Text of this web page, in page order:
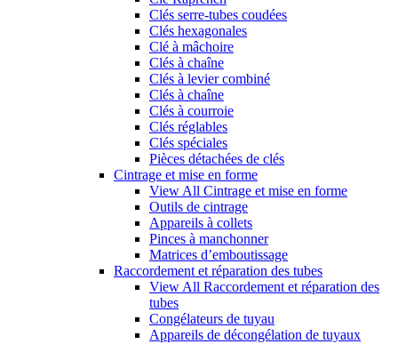
Clés serre-tubes coudées
Clés hexagonales
Clé à mâchoire
Clés à chaîne
Clés à levier combiné
Clés à chaîne
Clés à courroie
Clés réglables
Clés spéciales
Pièces détachées de clés
Cintrage et mise en forme
View All Cintrage et mise en forme
Outils de cintrage
Appareils à collets
Pinces à manchonner
Matrices d’emboutissage
Raccordement et réparation des tubes
View All Raccordement et réparation des
tubes
Congélateurs de tuyau
Appareils de décongélation de tuyaux